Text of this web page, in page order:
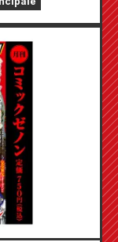
di "The
ottobre!